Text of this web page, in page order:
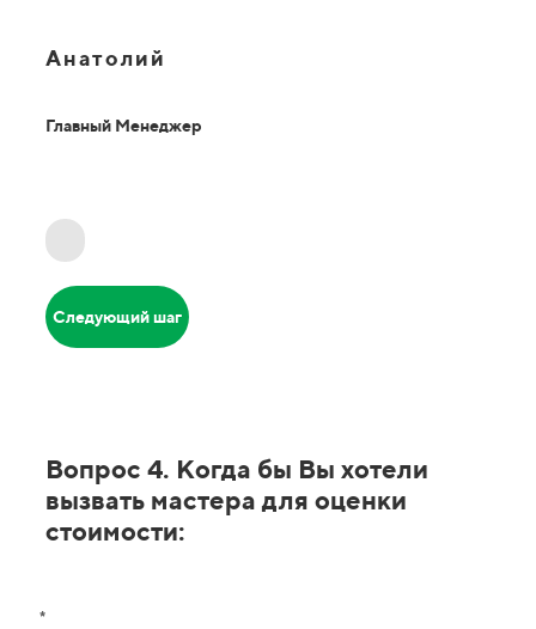
Анатолий
Главный Менеджер
Следующий шаг
Вопрос 4. Когда бы Вы хотели
вызвать мастера для оценки
стоимости:
*